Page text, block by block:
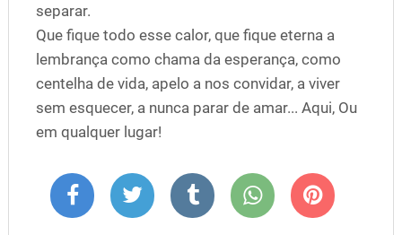
separar.
Que fique todo esse calor, que fique eterna a
lembrança como chama da esperança, como
centelha de vida, apelo a nos convidar, a viver
sem esquecer, a nunca parar de amar... Aqui, Ou
em qualquer lugar!